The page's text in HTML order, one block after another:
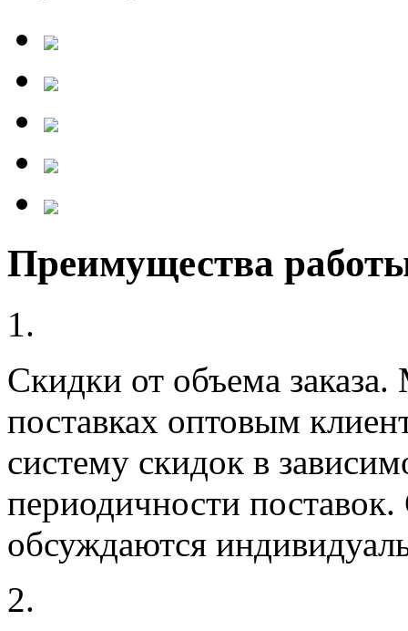
Преимущества
1.
Скидки от объема заказа.
поставках оптовым
систему скидок в
периодичности
обсуждаются
2.